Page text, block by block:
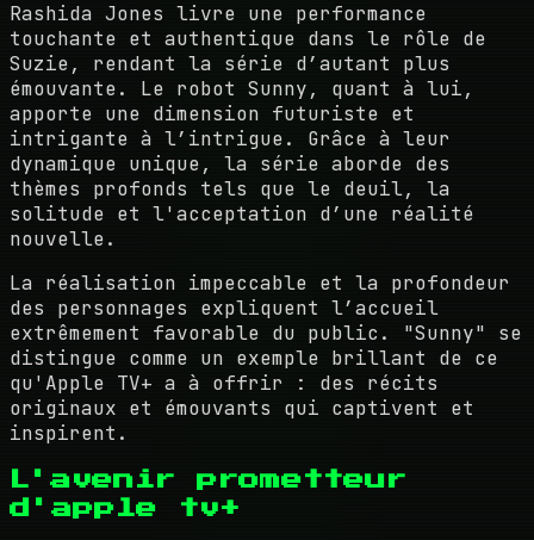
Rashida Jones livre une performance
touchante et authentique dans le rôle de
Suzie, rendant la série d’autant plus
émouvante. Le robot Sunny, quant à lui,
apporte une dimension futuriste et
intrigante à l’intrigue. Grâce à leur
dynamique unique, la série aborde des
thèmes profonds tels que le deuil, la
solitude et l'acceptation d’une réalité
nouvelle.
La réalisation impeccable et la profondeur
des personnages expliquent l’accueil
extrêmement favorable du public. "Sunny" se
distingue comme un exemple brillant de ce
qu'Apple TV+ a à offrir : des récits
originaux et émouvants qui captivent et
inspirent.
L'avenir prometteur
d'apple tv+